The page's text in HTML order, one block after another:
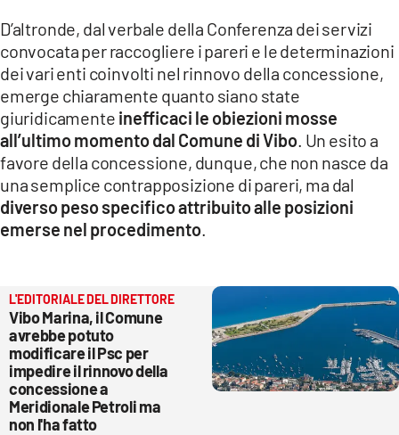
D’altronde, dal verbale della Conferenza dei servizi
convocata per raccogliere i pareri e le determinazioni
dei vari enti coinvolti nel rinnovo della concessione,
emerge chiaramente quanto siano state
giuridicamente inefficaci le obiezioni mosse
all’ultimo momento dal Comune di Vibo . Un esito a
favore della concessione, dunque, che non nasce da
una semplice contrapposizione di pareri, ma dal
diverso peso specifico attribuito alle posizioni
emerse nel procedimento
L'EDITORIALE DEL DIRETTORE
Vibo Marina, il Comune
avrebbe potuto
modificare il Psc per
impedire il rinnovo della
concessione a
Meridionale Petroli ma
non l'ha fatto